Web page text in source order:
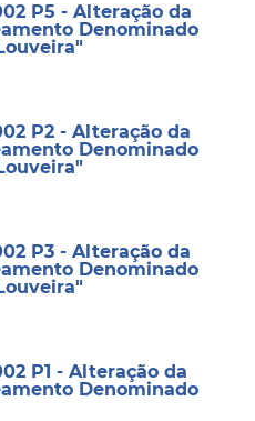
P5 - Alteração da
Denominado
P2 - Alteração da
Denominado
P3 - Alteração da
Denominado
P1 - Alteração da
Denominado